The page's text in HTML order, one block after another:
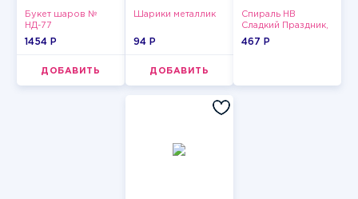
Букет шаров №
НД-77
1454 P
ДОБАВИТЬ
Шарики металлик
94 P
ДОБАВИТЬ
Спираль HB
Сладкий Праздник,
12 шт.
467 P